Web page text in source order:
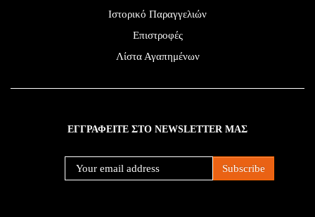
Ιστορικό Παραγγελιών
Επιστροφές
Λίστα Αγαπημένων
ΕΓΓΡΑΦΕΙΤΕ ΣΤΟ NEWSLETTER ΜΑΣ
Subscribe